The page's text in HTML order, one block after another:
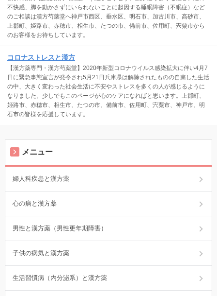
不快感、脚を動かさずにいられないことに起因する睡眠障害（不眠症）など
のご相談は漢方芍薬堂へ神戸市西区、垂水区、明石市、加古川市、高砂市、
上郡町、姫路市、赤穂市、相生市、たつの市、備前市、佐用町、宍粟市から
のお客様をお待ちしています。
コロナストレスと漢方
【漢方薬専門・漢方芍薬堂】2020年新型コロナウイルス感染拡大に伴い4月7
日に緊急事態宣言が発令され5月21日兵庫県は解除されたものの自粛した生活
の中、大きく変わった社会生活に不安やストレスを多くの人が感じるように
なりました。少しでもこのページが心のケアになればと思います。上郡町、
姫路市、赤穂市、相生市、たつの市、備前市、佐用町、宍粟市、神戸市、明
石市の皆様を応援しています。
メニュー
婦人科疾患と漢方薬
心の病と漢方薬
男性と漢方薬（男性更年期障害）
子供の病気と漢方薬
生活習慣病（内分泌系）と漢方薬